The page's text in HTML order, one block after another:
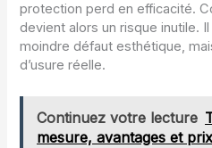
protection perd en efficacité.
devient alors un risque inutile.
moindre défaut esthétique,
d’usure réelle.
Continuez votre lecture
mesure, avantages et